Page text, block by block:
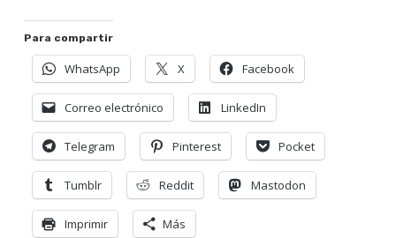
Para compartir
WhatsApp X Facebook
Correo electrónico LinkedIn
Telegram Pinterest Pocket
Tumblr Reddit Mastodon
Imprimir Más